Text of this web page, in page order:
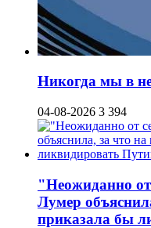
Никогда мы в
04-08-2026 3 394
"Неожиданно от
Лумер
приказала бы